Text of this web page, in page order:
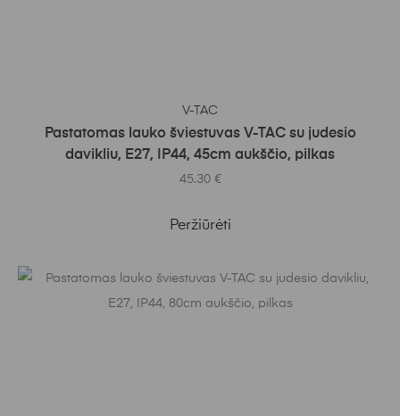
V-TAC
Pastatomas lauko šviestuvas V-TAC su judesio
davikliu, E27, IP44, 45cm aukščio, pilkas
45.30 €
Peržiūrėti